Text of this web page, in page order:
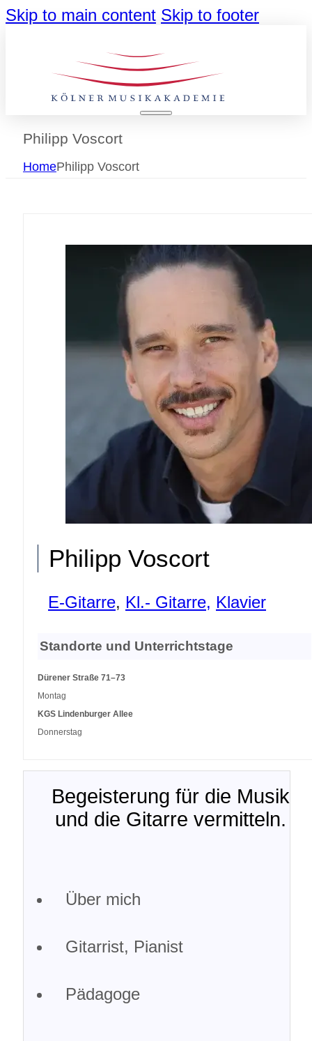
Skip to main content Skip to footer
Philipp Voscort
HomePhilipp Voscort
Philipp Voscort
E-Gitarre, Kl.- Gitarre, Klavier
Standorte und Unterrichtstage
Dürener Straße 71–73
Montag
KGS Lindenburger Allee
Donnerstag
Begeisterung für die Musik
und die Gitarre vermitteln.
Über mich
Gitarrist, Pianist
Pädagoge